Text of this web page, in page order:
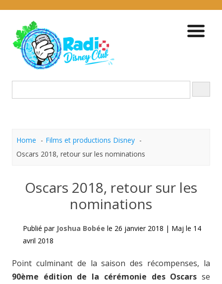
Home
Films et productions Disney
Oscars 2018, retour sur les nominations
Oscars 2018, retour sur les
nominations
Publié par Joshua Bobée le 26 janvier 2018 | Maj le 14
avril 2018
Point culminant de la saison des récompenses, la
90ème édition de la cérémonie des Oscars se